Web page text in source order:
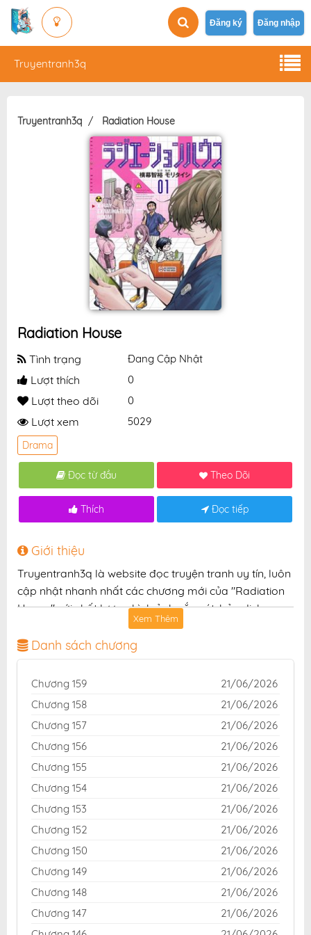
Đăng ký Đăng nhập
Truyentranh3q
Truyentranh3q Radiation House
Radiation House
Tình trạng Đang Cập Nhật
Lượt thích 0
Lượt theo dõi 0
Lượt xem 5029
Drama
Đọc từ đầu Theo Dõi
Thích Đọc tiếp
Giới thiệu
Truyentranh3q là website đọc truyện tranh uy tín, luôn
cập nhật nhanh nhất các chương mới của "Radiation
House" với chất lượng hình ảnh sắc nét, bản dịch
chuẩn và giao diện thân thiện, mang đến trải nghiệm
đọc truyện hấp dẫn, tiện lợi, hoàn toàn miễn phí cho
độc giả yêu thích truyện tranh online.
Xem Thêm
Danh sách chương
Chương 159
21/06/2026
Chương 158
21/06/2026
Chương 157
21/06/2026
Chương 156
21/06/2026
Chương 155
21/06/2026
Chương 154
21/06/2026
Chương 153
21/06/2026
Chương 152
21/06/2026
Chương 150
21/06/2026
Chương 149
21/06/2026
Chương 148
21/06/2026
Chương 147
21/06/2026